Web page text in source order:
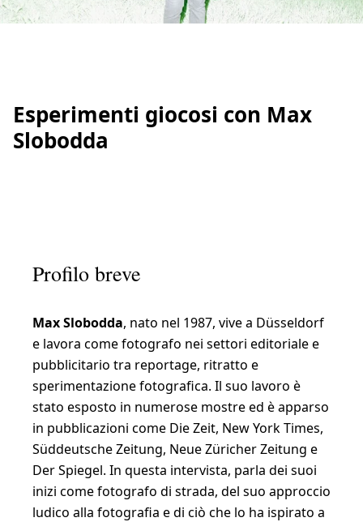
Esperimenti giocosi con Max
Slobodda
Profilo breve
Max Slobodda, nato nel 1987, vive a Düsseldorf
e lavora come fotografo nei settori editoriale e
pubblicitario tra reportage, ritratto e
sperimentazione fotografica. Il suo lavoro è
stato esposto in numerose mostre ed è apparso
in pubblicazioni come Die Zeit, New York Times,
Süddeutsche Zeitung, Neue Züricher Zeitung e
Der Spiegel. In questa intervista, parla dei suoi
inizi come fotografo di strada, del suo approccio
ludico alla fotografia e di ciò che lo ha ispirato a